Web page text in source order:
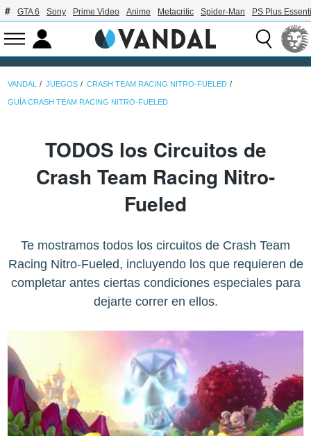
GTA 6 Sony Prime Video Anime Metacritic Spider-Man PS Plus
VANDAL JUEGOS CRASH TEAM RACING NITRO-FUELED
GUÍA CRASH TEAM RACING NITRO-FUELED
TODOS los Circuitos de
Crash Team Racing Nitro-
Fueled
Te mostramos todos los circuitos de Crash Team
Racing Nitro-Fueled, incluyendo los que requieren de
completar antes ciertas condiciones especiales para
dejarte correr en ellos.